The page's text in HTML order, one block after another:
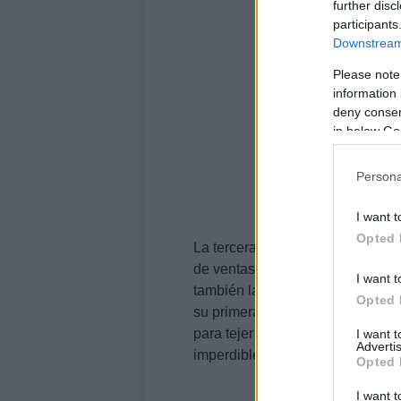
further
Please
information
deny
in below
I want
Opted
I want
Opted
I want
Opted
I want
La tercera entrega de La
de ventas en Sant Jordi 2025.
también las luchas internas de
su primera publicación en
para tejer narrativas profundas
imperdible para los amantes de